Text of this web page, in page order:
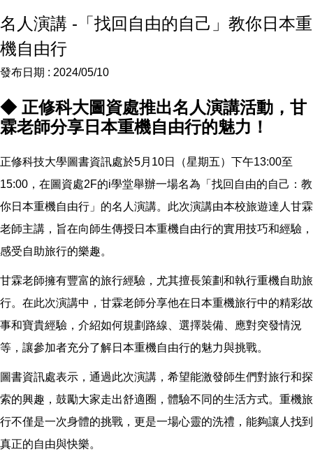
名人演講 -「找回自由的自己」教你日本重
機自由行
發布日期 : 2024/05/10
◆ 正修科大圖資處推出名人演講活動，甘
霖老師分享日本重機自由行的魅力！
正修科技大學圖書資訊處於5月10日（星期五）下午13:00至
15:00，在圖資處2F的i學堂舉辦一場名為「找回自由的自己：教
你日本重機自由行」的名人演講。此次演講由本校旅遊達人甘霖
老師主講，旨在向師生傳授日本重機自由行的實用技巧和經驗，
感受自助旅行的樂趣。
甘霖老師擁有豐富的旅行經驗，尤其擅長策劃和執行重機自助旅
行。在此次演講中，甘霖老師分享他在日本重機旅行中的精彩故
事和寶貴經驗，介紹如何規劃路線、選擇裝備、應對突發情況
等，讓參加者充分了解日本重機自由行的魅力與挑戰。
圖書資訊處表示，通過此次演講，希望能激發師生們對旅行和探
索的興趣，鼓勵大家走出舒適圈，體驗不同的生活方式。重機旅
行不僅是一次身體的挑戰，更是一場心靈的洗禮，能夠讓人找到
真正的自由與快樂。